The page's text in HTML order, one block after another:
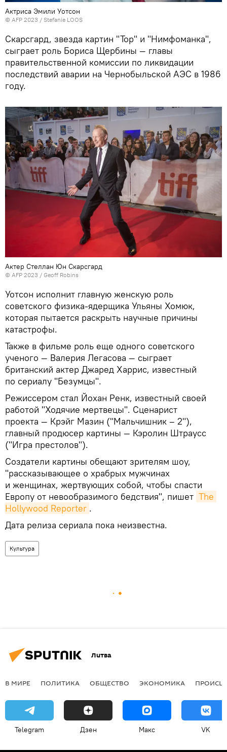
Актриса Эмили Уотсон
© AFP 2023 / Stefanie LOOS
Скарсгард, звезда картин "Тор" и "Нимфоманка",
сыграет роль Бориса Щербины — главы
правительственной комиссии по ликвидации
последствий аварии на Чернобыльской АЭС в 1986
году.
Актер Стеллан Юн Скарсгард
© AFP 2023 / Geoff Robins
Уотсон исполнит главную женскую роль
советского физика-ядерщика Ульяны Хомюк,
которая пытается раскрыть научные причины
катастрофы.
Также в фильме роль еще одного советского
ученого — Валерия Легасова — сыграет
британский актер Джаред Харрис, известный
по сериалу "Безумцы".
Режиссером стал Йохан Ренк, известный своей
работой "Ходячие мертвецы". Сценарист
проекта — Крэйг Мазин ("Мальчишник – 2"),
главный продюсер картины — Кэролин Штраусс
("Игра престолов").
Создатели картины обещают зрителям шоу,
"рассказывающее о храбрых мужчинах
и женщинах, жертвующих собой, чтобы спасти
Европу от невообразимого бедствия", пишет The
Hollywood Reporter .
Дата релиза сериала пока неизвестна.
Культура
Литва
В МИРЕ ПОЛИТИКА ОБЩЕСТВО ЭКОНОМИКА
Telegram Дзен Макс VK